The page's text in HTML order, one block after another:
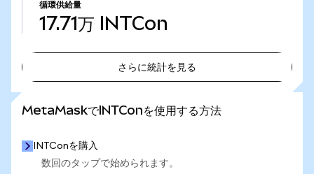
循環供給量
17.71万 INTCon
さらに統計を見る
MetaMaskでINTConを使用する方法
INTConを購入
数回のタップで始められます。